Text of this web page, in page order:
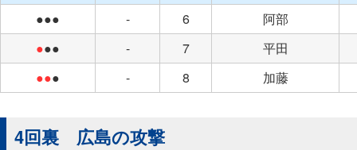
●●● - 6
阿部
●●● - 7
平田
●●● - 8 加藤
4回裏 広島の攻撃